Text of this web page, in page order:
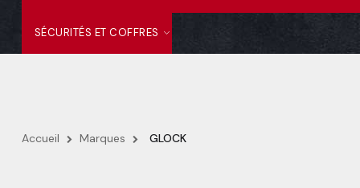
SÉCURITÉS ET COFFRES
Accueil Marques GLOCK